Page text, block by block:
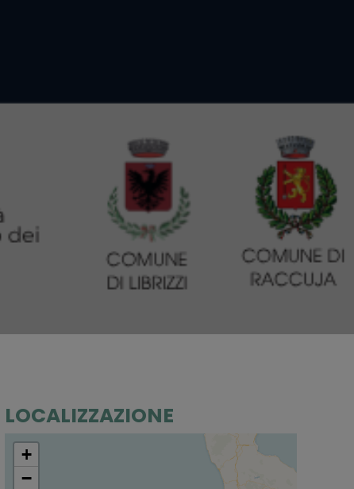
LOCALIZZAZIONE
+
−